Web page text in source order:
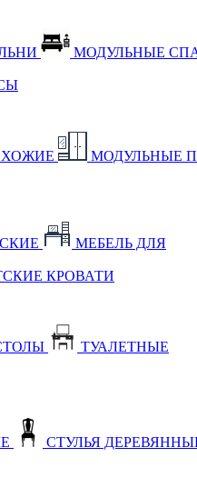
МОДУЛЬНЫЕ
МОДУЛЬНЫЕ
МЕБЕЛЬ ДЛЯ
КРОВАТИ
ТУАЛЕТНЫЕ
СТУЛЬЯ